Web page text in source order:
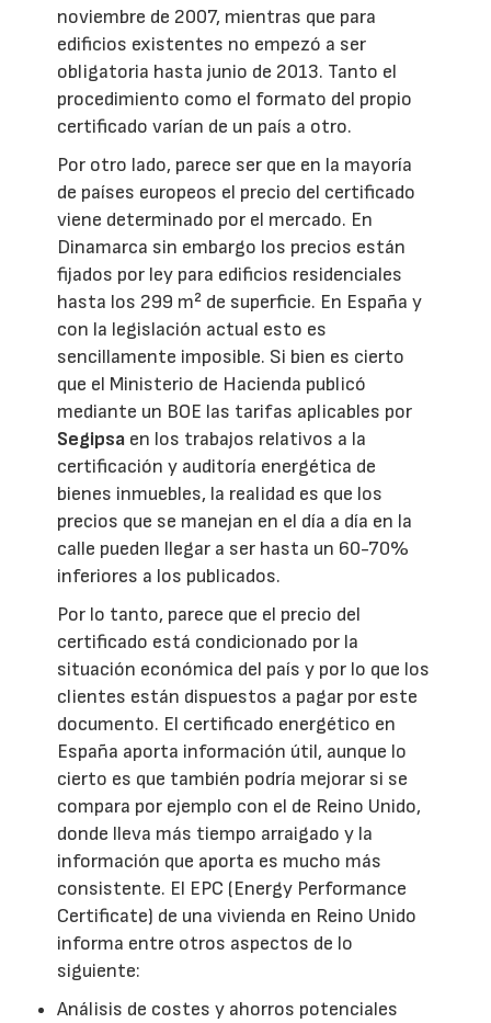
noviembre de 2007, mientras que para
edificios existentes no empezó a ser
obligatoria hasta junio de 2013. Tanto el
procedimiento como el formato del propio
certificado varían de un país a otro.
Por otro lado, parece ser que en la mayoría
de países europeos el precio del certificado
viene determinado por el mercado. En
Dinamarca sin embargo los precios están
fijados por ley para edificios residenciales
hasta los 299 m² de superficie. En España y
con la legislación actual esto es
sencillamente imposible. Si bien es cierto
que el Ministerio de Hacienda publicó
mediante un BOE las tarifas aplicables por
Segipsa en los trabajos relativos a la
certificación y auditoría energética de
bienes inmuebles, la realidad es que los
precios que se manejan en el día a día en la
calle pueden llegar a ser hasta un 60-70%
inferiores a los publicados.
Por lo tanto, parece que el precio del
certificado está condicionado por la
situación económica del país y por lo que los
clientes están dispuestos a pagar por este
documento. El certificado energético en
España aporta información útil, aunque lo
cierto es que también podría mejorar si se
compara por ejemplo con el de Reino Unido,
donde lleva más tiempo arraigado y la
información que aporta es mucho más
consistente. El EPC (Energy Performance
Certificate) de una vivienda en Reino Unido
informa entre otros aspectos de lo
siguiente:
Análisis de costes y ahorros potenciales